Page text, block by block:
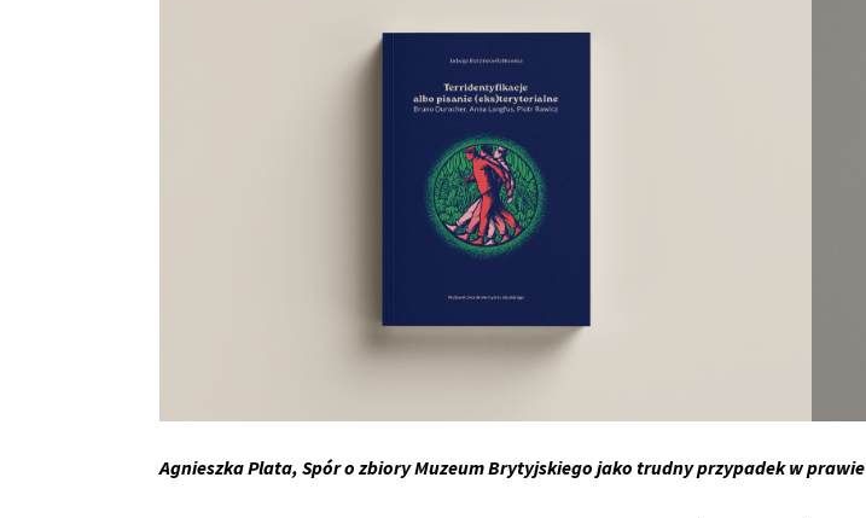
Agnieszka Plata, Spór o zbiory Muzeum Brytyjskiego jako trudny przypadek w prawie